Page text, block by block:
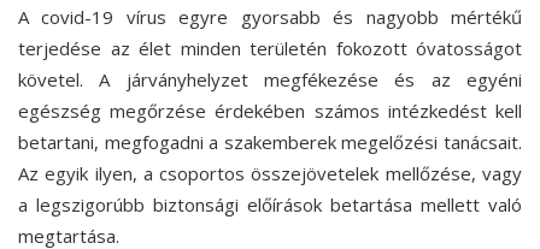
A covid-19 vírus egyre gyorsabb és nagyobb mértékű
terjedése az élet minden területén fokozott óvatosságot
követel. A járványhelyzet megfékezése és az egyéni
egészség megőrzése érdekében számos intézkedést kell
betartani, megfogadni a szakemberek megelőzési tanácsait.
Az egyik ilyen, a csoportos összejövetelek mellőzése, vagy
a legszigorúbb biztonsági előírások betartása mellett való
megtartása.